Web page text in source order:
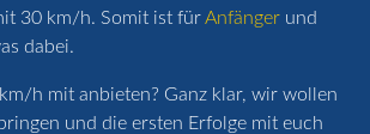
30 km/h. Somit ist fürAnfänger und
dabei.
h mit anbieten? Ganz klar, wir wollen
und die ersten Erfolge mit euch